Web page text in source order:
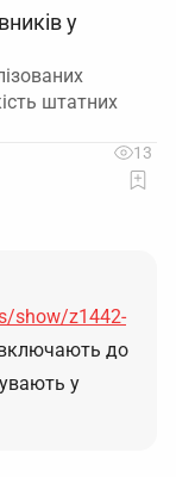
у
штатних
13
show/z1442-
до
у